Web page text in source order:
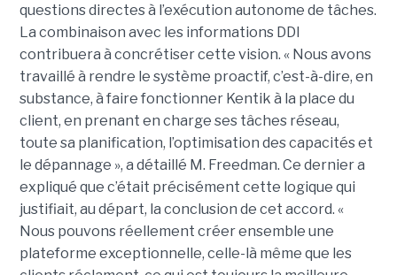
questions directes à l’exécution autonome de tâches.
La combinaison avec les informations DDI
contribuera à concrétiser cette vision. « Nous avons
travaillé à rendre le système proactif, c’est-à-dire, en
substance, à faire fonctionner Kentik à la place du
client, en prenant en charge ses tâches réseau,
toute sa planification, l’optimisation des capacités et
le dépannage », a détaillé M. Freedman. Ce dernier a
expliqué que c’était précisément cette logique qui
justifiait, au départ, la conclusion de cet accord. «
Nous pouvons réellement créer ensemble une
plateforme exceptionnelle, celle-là même que les